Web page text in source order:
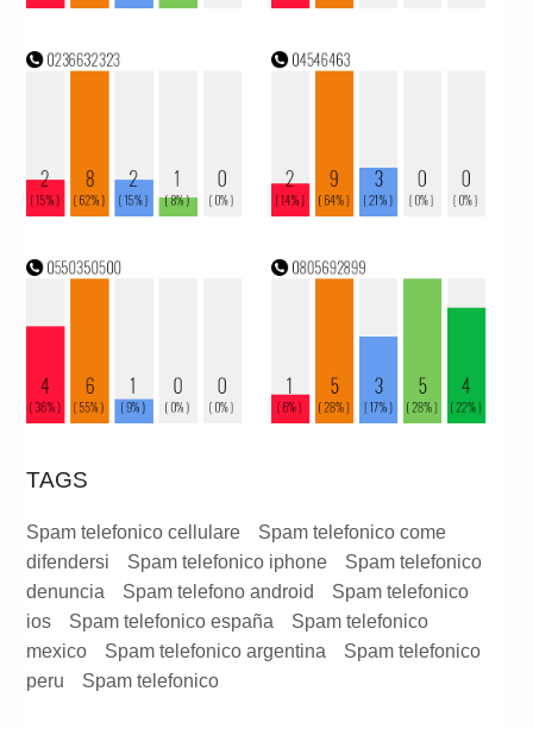
TAGS
Spam telefonico cellulare
Spam telefonico come
difendersi
Spam telefonico iphone
Spam telefonico
denuncia
Spam telefono android
Spam telefonico
ios
Spam telefonico españa
Spam telefonico
mexico
Spam telefonico argentina
Spam telefonico
peru
Spam telefonico